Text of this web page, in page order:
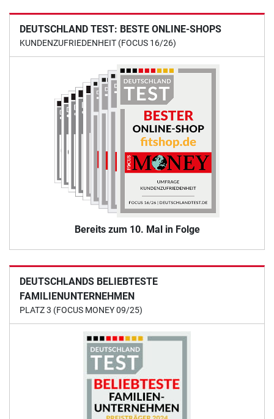
DEUTSCHLAND TEST: BESTE ONLINE-SHOPS
KUNDENZUFRIEDENHEIT (FOCUS 16/26)
Bereits zum 10. Mal in Folge
DEUTSCHLANDS BELIEBTESTE
FAMILIENUNTERNEHMEN
PLATZ 3 (FOCUS MONEY 09/25)